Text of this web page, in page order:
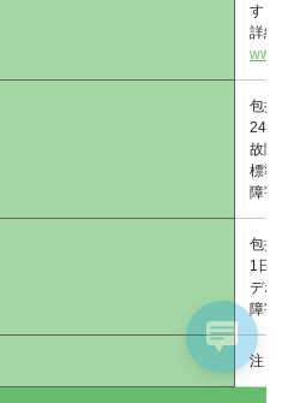
すと
詳細
包括
24時
故障
標準
障害
包括
1日8
デポ
障害
注：